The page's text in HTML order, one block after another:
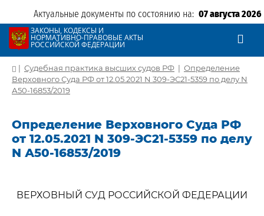
Актуальные документы по состоянию на: 07 августа 2026
ЗАКОНЫ, КОДЕКСЫ И
НОРМАТИВНО-ПРАВОВЫЕ АКТЫ
РОССИЙСКОЙ ФЕДЕРАЦИИ
| Судебная практика высших судов РФ | Определение
Верховного Суда РФ от 12.05.2021 N 309-ЭС21-5359 по делу N
А50-16853/2019
Определение Верховного Суда РФ
от 12.05.2021 N 309-ЭС21-5359 по делу
N А50-16853/2019
ВЕРХОВНЫЙ СУД РОССИЙСКОЙ ФЕДЕРАЦИИ